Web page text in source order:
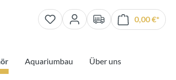
0,00 €*
Aquariumbau
Über uns